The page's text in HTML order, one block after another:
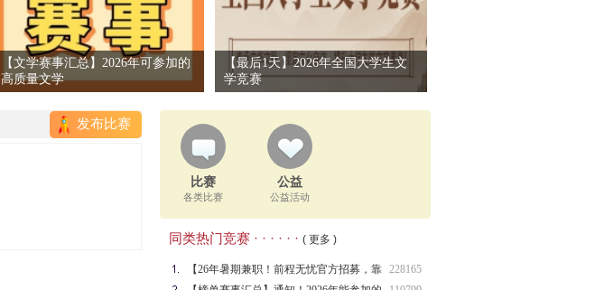
【文学赛事汇总】2026年可参加的
高质量文学
【最后1天】2026年全国大学生文
学竞赛
发布比赛
比赛
各类比赛
公益
公益活动
同类热门竞赛 · · · · · · ( 更多 )
228165
【26年暑期兼职！前程无忧官方招募，靠